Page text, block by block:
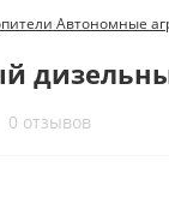
Автономные
0 отзывов